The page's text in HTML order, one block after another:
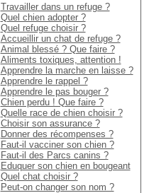
Travailler dans un refuge ?
Quel chien adopter ?
Quel refuge choisir ?
Accueillir un chat de refuge ?
Animal blessé ? Que faire ?
Aliments toxiques, attention !
Apprendre la marche en laisse ?
Apprendre le rappel ?
Apprendre le pas bouger ?
Chien perdu ! Que faire ?
Quelle race de chien choisir ?
Choisir son assurance ?
Donner des récompenses ?
Faut-il vacciner son chien ?
Faut-il des Parcs canins ?
Eduquer son chien en bougeant
Quel chat choisir ?
Peut-on changer son nom ?